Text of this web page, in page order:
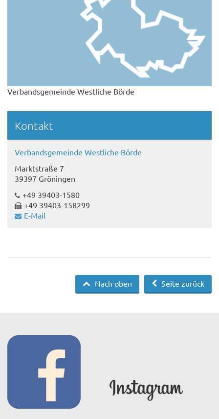
Verbandsgemeinde Westliche Börde
Kontakt
Verbandsgemeinde Westliche Börde
Marktstraße 7
39397 Gröningen
+49 39403-1580
+49 39403-158299
E-Mail
Seite zurück
Nach oben